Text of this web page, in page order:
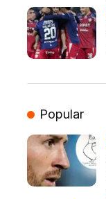
Popular